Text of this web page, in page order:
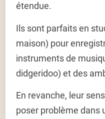
étendue.
Ils sont parfaits en
maison) pour
instruments de
didgeridoo) et des
En revanche, leur
poser problème dans